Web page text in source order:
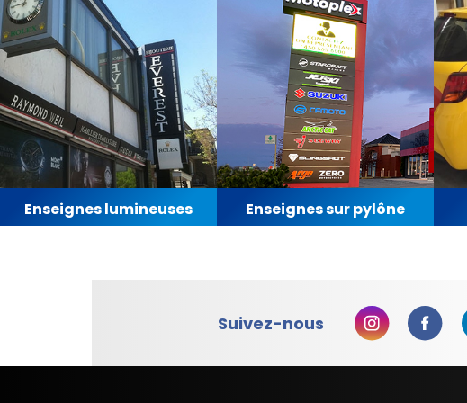
Enseignes lumineuses Enseignes sur pylône
Suivez-nous